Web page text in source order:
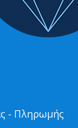
- Πληρωμής